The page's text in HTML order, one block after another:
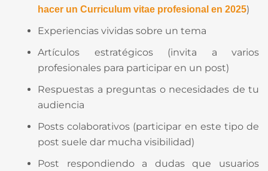
hacer un Curriculum vitae profesional en 2025)
Experiencias vividas sobre un tema
Artículos estratégicos (invita a varios
profesionales para participar en un post)
Respuestas a preguntas o necesidades de tu
audiencia
Posts colaborativos (participar en este tipo de
post suele dar mucha visibilidad)
Post respondiendo a dudas que usuarios